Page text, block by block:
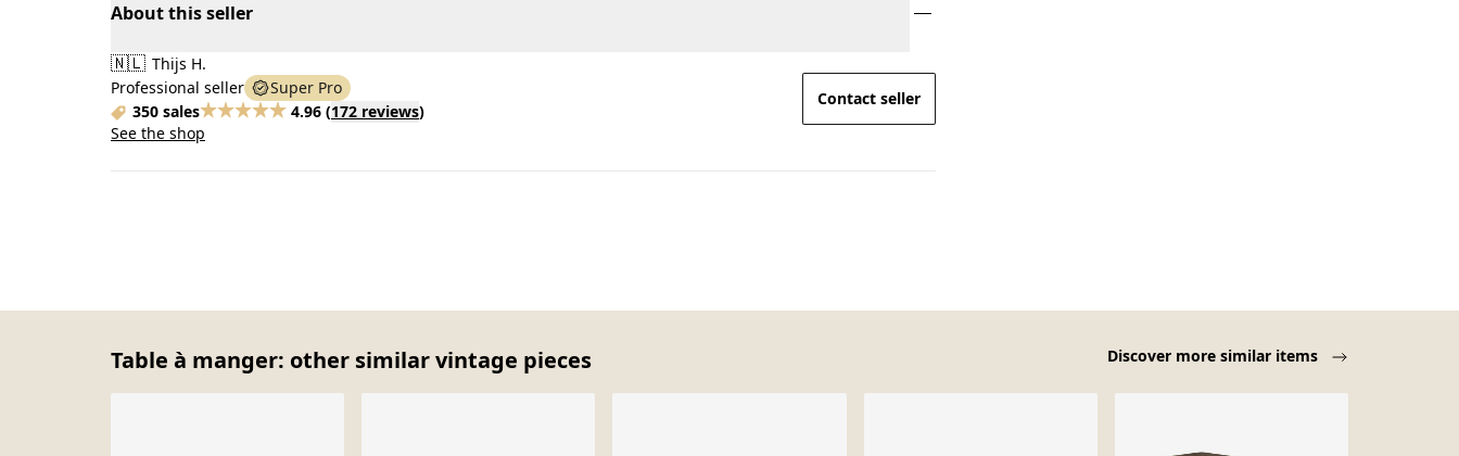
About this seller
🇳🇱 Thijs H.
Professional seller
Super Pro
350 sales
4.96 (172 reviews)
See the shop
Contact seller
Table à manger: other similar vintage pieces Discover more similar items